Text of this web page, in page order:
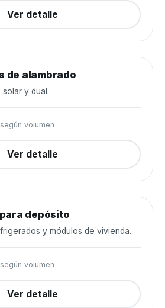
Ver detalle
de alambrado
solar y dual.
según volumen
Ver detalle
depósito
y módulos de vivienda.
según volumen
Ver detalle